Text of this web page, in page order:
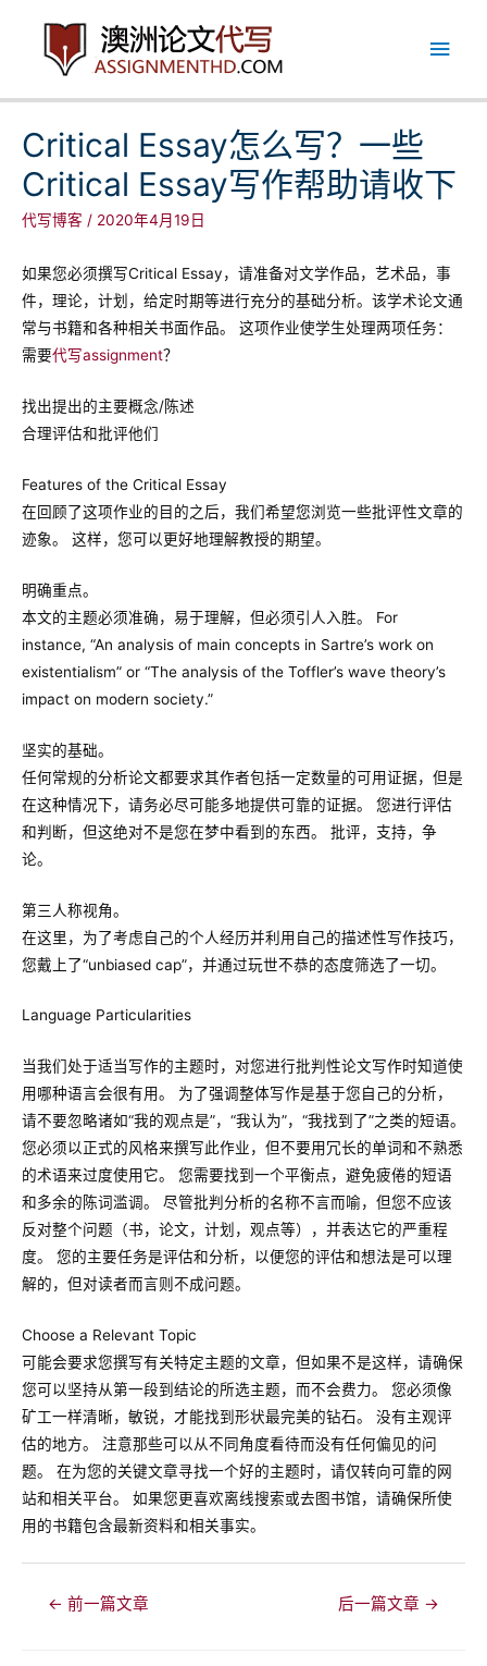
主
菜
Critical Essay怎么写？一些
Critical Essay写作帮助请收下
代写博客 / 2020年4月19日
如果您必须撰写Critical Essay，请准备对文学作品，艺术品，事
件，理论，计划，给定时期等进行充分的基础分析。该学术论文通
常与书籍和各种相关书面作品。 这项作业使学生处理两项任务：
需要代写assignment？
找出提出的主要概念/陈述
合理评估和批评他们
Features of the Critical Essay
在回顾了这项作业的目的之后，我们希望您浏览一些批评性文章的
迹象。 这样，您可以更好地理解教授的期望。
明确重点。
本文的主题必须准确，易于理解，但必须引人入胜。 For
instance, “An analysis of main concepts in Sartre’s work on
existentialism” or “The analysis of the Toffler’s wave theory’s
impact on modern society.”
坚实的基础。
任何常规的分析论文都要求其作者包括一定数量的可用证据，但是
在这种情况下，请务必尽可能多地提供可靠的证据。 您进行评估
和判断，但这绝对不是您在梦中看到的东西。 批评，支持，争
论。
第三人称视角。
在这里，为了考虑自己的个人经历并利用自己的描述性写作技巧，
您戴上了“unbiased cap”，并通过玩世不恭的态度筛选了一切。
Language Particularities
当我们处于适当写作的主题时，对您进行批判性论文写作时知道使
用哪种语言会很有用。 为了强调整体写作是基于您自己的分析，
请不要忽略诸如“我的观点是”，“我认为”，“我找到了”之类的短语。
您必须以正式的风格来撰写此作业，但不要用冗长的单词和不熟悉
的术语来过度使用它。 您需要找到一个平衡点，避免疲倦的短语
和多余的陈词滥调。 尽管批判分析的名称不言而喻，但您不应该
反对整个问题（书，论文，计划，观点等），并表达它的严重程
度。 您的主要任务是评估和分析，以便您的评估和想法是可以理
解的，但对读者而言则不成问题。
Choose a Relevant Topic
可能会要求您撰写有关特定主题的文章，但如果不是这样，请确保
您可以坚持从第一段到结论的所选主题，而不会费力。 您必须像
矿工一样清晰，敏锐，才能找到形状最完美的钻石。 没有主观评
估的地方。 注意那些可以从不同角度看待而没有任何偏见的问
题。 在为您的关键文章寻找一个好的主题时，请仅转向可靠的网
站和相关平台。 如果您更喜欢离线搜索或去图书馆，请确保所使
用的书籍包含最新资料和相关事实。
← 前一篇文章 后一篇文章 →